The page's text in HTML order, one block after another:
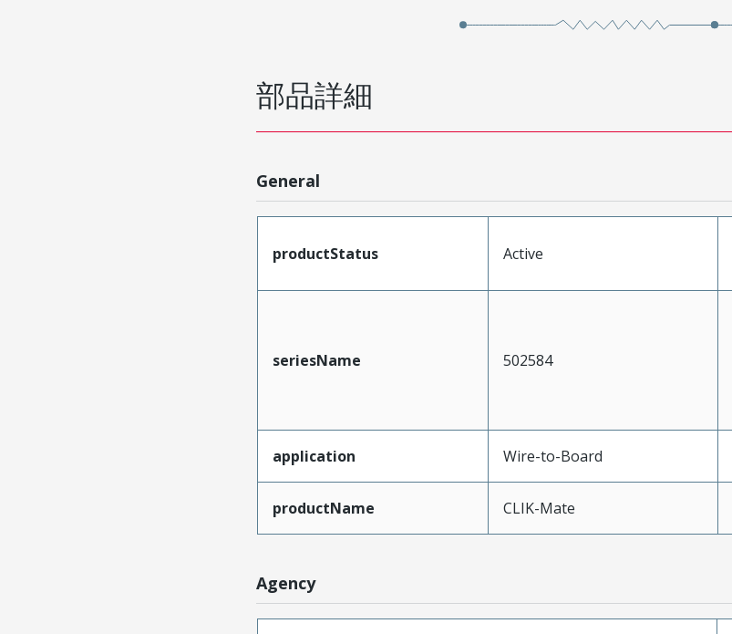
部品詳細
General
productStatus Active
seriesName 502584
application Wire-to-Board
productName CLIK-Mate
Agency